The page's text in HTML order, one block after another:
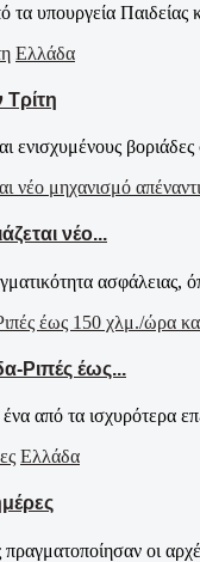
υπουργεία Παιδείας
Ελλάδα
ενισχυμένους
νέο...
ασφάλειας,
Ριπές έως...
από τα ισχυρότερα
Ελλάδα
οι